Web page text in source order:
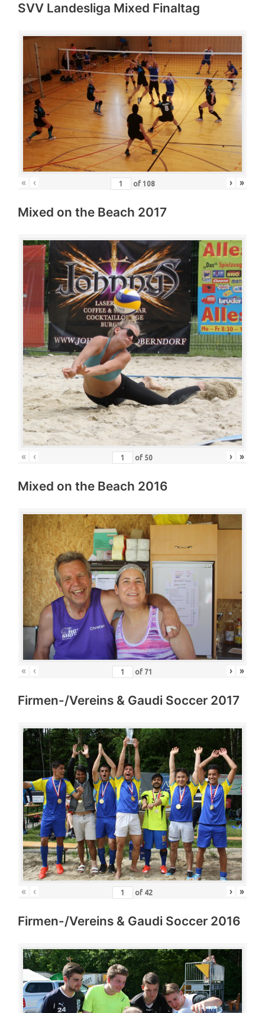
SVV Landesliga Mixed Finaltag
« ‹ of 108 › »
Mixed on the Beach 2017
« ‹ of 50 › »
Mixed on the Beach 2016
« ‹ of 71 › »
Firmen-/Vereins & Gaudi Soccer 2017
« ‹ of 42 › »
Firmen-/Vereins & Gaudi Soccer 2016